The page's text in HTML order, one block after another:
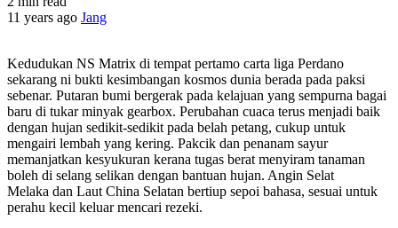
11 years ago Jang
Kedudukan NS Matrix di tempat pertamo carta liga Perdano
sekarang ni bukti kesimbangan kosmos dunia berada pada paksi
sebenar. Putaran bumi bergerak pada kelajuan yang sempurna bagai
baru di tukar minyak gearbox. Perubahan cuaca terus menjadi baik
dengan hujan sedikit-sedikit pada belah petang, cukup untuk
mengairi lembah yang kering. Pakcik dan penanam sayur
memanjatkan kesyukuran kerana tugas berat menyiram tanaman
boleh di selang selikan dengan bantuan hujan. Angin Selat
Melaka dan Laut China Selatan bertiup sepoi bahasa, sesuai untuk
perahu kecil keluar mencari rezeki.